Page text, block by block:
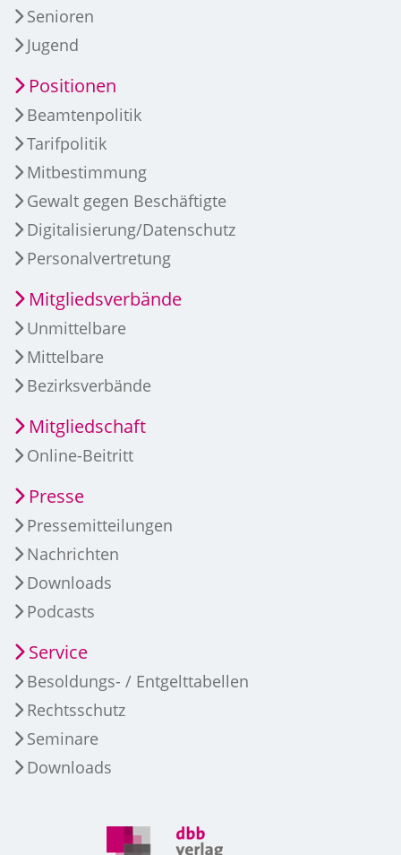
Senioren
Jugend
Positionen
Beamtenpolitik
Tarifpolitik
Mitbestimmung
Gewalt gegen Beschäftigte
Digitalisierung/Datenschutz
Personalvertretung
Mitgliedsverbände
Unmittelbare
Mittelbare
Bezirksverbände
Mitgliedschaft
Online-Beitritt
Presse
Pressemitteilungen
Nachrichten
Downloads
Podcasts
Service
Besoldungs- / Entgelttabellen
Rechtsschutz
Seminare
Downloads